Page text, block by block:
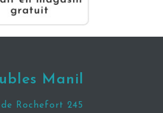
Manil
de Rochefort 245